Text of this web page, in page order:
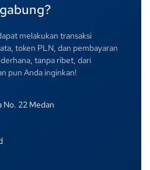
melakukan transaksi
token PLN, dan pembayaran
tanpa ribet, dari
pun Anda inginkan!
No. 22 Medan